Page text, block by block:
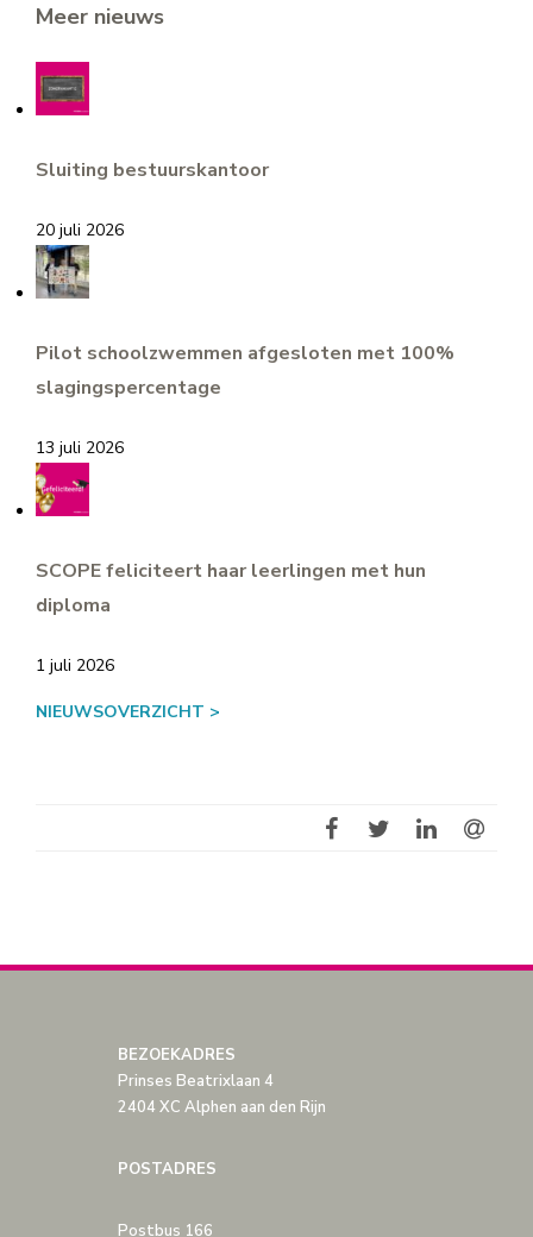
Meer nieuws
Sluiting bestuurskantoor
20 juli 2026
Pilot schoolzwemmen afgesloten met 100%
slagingspercentage
13 juli 2026
SCOPE feliciteert haar leerlingen met hun
diploma
1 juli 2026
NIEUWSOVERZICHT >
BEZOEKADRES
Prinses Beatrixlaan 4
2404 XC Alphen aan den Rijn
POSTADRES
Postbus 166